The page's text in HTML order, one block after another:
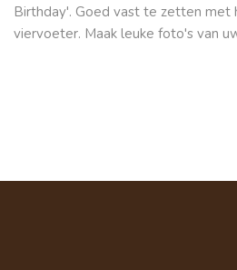
Birthday'. Goed vast te zetten met
viervoeter. Maak leuke foto's van